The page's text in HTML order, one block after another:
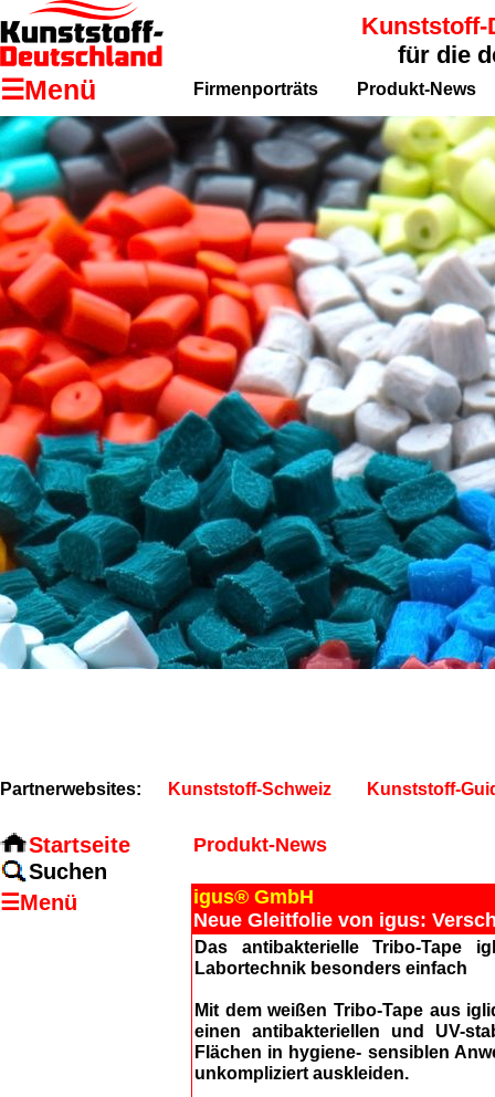
Produkt-News
igus® GmbH
Neue Gleitfolie von igus:
Das antibakterielle Tribo-Tape
Labortechnik besonders einfach
Mit dem weißen Tribo-Tape aus
einen antibakteriellen und UV-
Flächen in hygiene- sensiblen
unkompliziert auskleiden.
Kunststoff-
für die
Startseite
Suchen
☰Menü
Partnerwebsites: Kunststoff-Schweiz Kunststoff-
☰Menü Firmenporträts Produkt-News